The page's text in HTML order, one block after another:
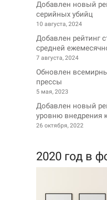
Добавлен новый
серийных убийц
10 августа, 2024
Добавлен рейтинг
средней
7 августа, 2024
Обновлен
прессы
5 мая, 2023
Добавлен новый
уровню внедрения
26 октября, 2022
2020 год в